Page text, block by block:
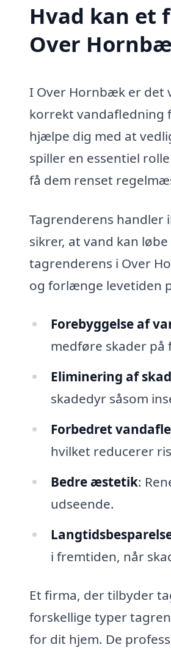
Hvad kan et
Over
I Over Hornbæk er det
korrekt vandafledning
hjælpe dig med at
spiller en essentiel
få dem renset
Tagrenderens handler
sikrer, at vand kan
tagrenderens i Over
og forlænge levetiden
Forebyggelse af
medføre skader
Eliminering af
skadedyr såsom
Forbedret
hvilket reducerer
Bedre æstetik:
udseende.
i fremtiden, når
Et firma, der tilbyder
forskellige typer
for dit hjem. De